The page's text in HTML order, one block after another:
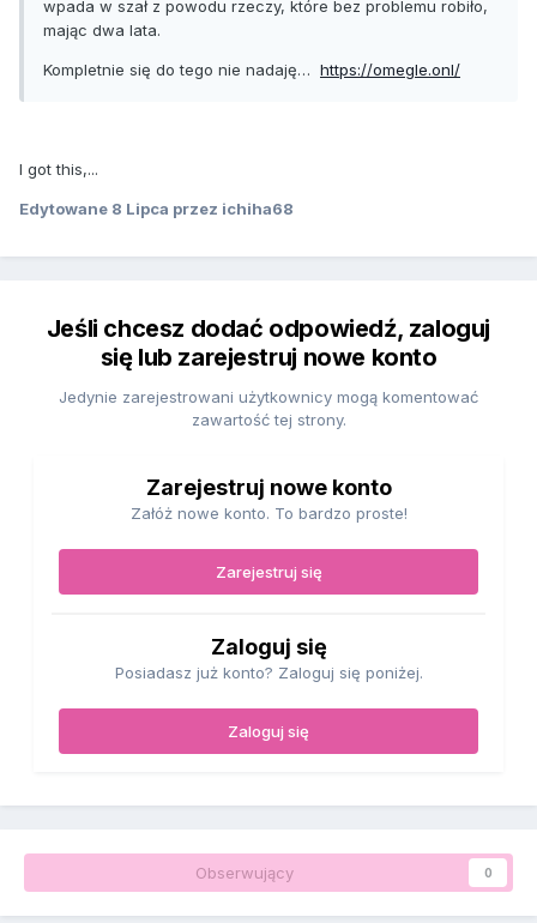
wpada w szał z powodu rzeczy, które bez problemu robiło,
mając dwa lata.
Kompletnie się do tego nie nadaję… https://omegle.onl/
I got this,...
Edytowane 8 Lipca przez ichiha68
Jeśli chcesz dodać odpowiedź, zaloguj
się lub zarejestruj nowe konto
Jedynie zarejestrowani użytkownicy mogą komentować
zawartość tej strony.
Zarejestruj nowe konto
Załóż nowe konto. To bardzo proste!
Zarejestruj się
Zaloguj się
Posiadasz już konto? Zaloguj się poniżej.
Zaloguj się
Obserwujący 0